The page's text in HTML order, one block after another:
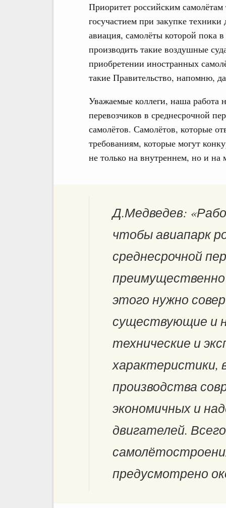
Приоритет российским
госучастием при закупке
авиация, самолёты которой пока
производить такие воздушные
приобретении иностранных
такие Правительство, напомню,
Уважаемые коллеги, наша работа
перевозчиков в среднесрочной
самолётов. Самолётов, которые
требованиям, которые могут
не только на внутреннем, но и
Д.Медведев:
чтобы авиапарк
среднесрочной
этого нужно
существующие и
технические и
характеристики,
производства
экономичных и
двигателей.
предусмотрено